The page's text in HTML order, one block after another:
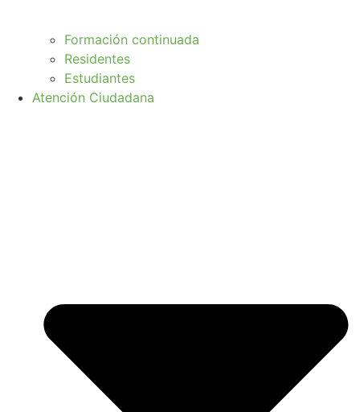
Formación continuada
Residentes
Estudiantes
Atención Ciudadana